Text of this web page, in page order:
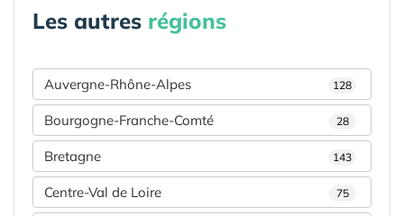
Les autres régions
Auvergne-Rhône-Alpes 128
Bourgogne-Franche-Comté 28
Bretagne 143
Centre-Val de Loire 75